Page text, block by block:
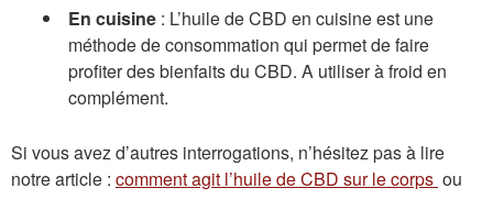
En cuisine : L’huile de CBD en cuisine est une
méthode de consommation qui permet de faire
profiter des bienfaits du CBD. A utiliser à froid en
complément.
Si vous avez d’autres interrogations, n’hésitez pas à lire
notre article : comment agit l’huile de CBD sur le corps ou